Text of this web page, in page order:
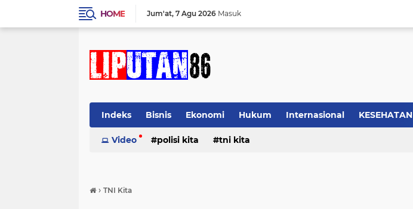
HOME Jum'at 7 Agu 2026 Masuk
Indeks Bisnis Ekonomi Hukum Internasional KESEHATAN
Video polisi kita tni kita
› TNI Kita